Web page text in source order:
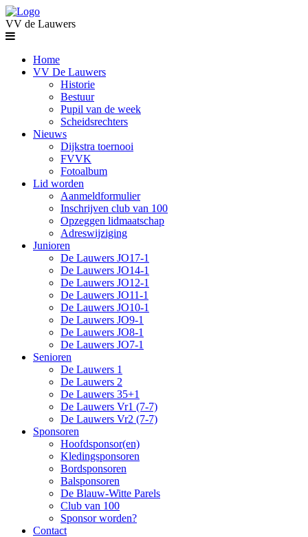
VV de Lauwers
Home
VV De Lauwers
Historie
Bestuur
Pupil van de week
Scheidsrechters
Nieuws
Dijkstra toernooi
FVVK
Fotoalbum
Lid worden
Aanmeldformulier
Inschrijven club van 100
Opzeggen lidmaatschap
Adreswijziging
Junioren
De Lauwers JO17-1
De Lauwers JO14-1
De Lauwers JO12-1
De Lauwers JO11-1
De Lauwers JO10-1
De Lauwers JO9-1
De Lauwers JO8-1
De Lauwers JO7-1
Senioren
De Lauwers 1
De Lauwers 2
De Lauwers 35+1
De Lauwers Vr1 (7-7)
De Lauwers Vr2 (7-7)
Sponsoren
Hoofdsponsor(en)
Kledingsponsoren
Bordsponsoren
Balsponsoren
De Blauw-Witte Parels
Club van 100
Sponsor worden?
Contact